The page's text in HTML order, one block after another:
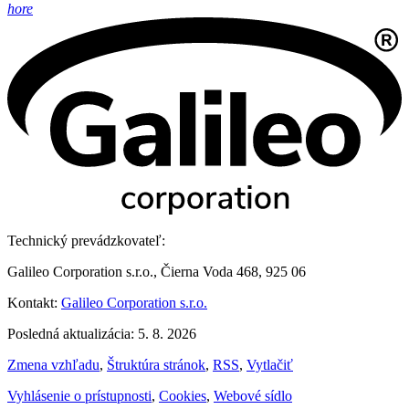
hore
Technický prevádzkovateľ:
Galileo Corporation s.r.o., Čierna Voda 468, 925 06
Kontakt: Galileo Corporation s.r.o.
Posledná aktualizácia: 5. 8. 2026
Zmena vzhľadu, Štruktúra stránok, RSS, Vytlačiť
Vyhlásenie o prístupnosti, Cookies, Webové sídlo